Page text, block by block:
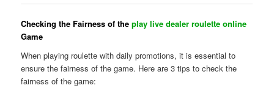
Checking the Fairness of theplay live dealer roulette online
Game
When playing roulette with daily promotions, it is essential to
ensure the fairness of the game. Here are 3 tips to check the
fairness of the game: